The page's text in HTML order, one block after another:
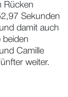
Rücken
Sekunden
damit auch
beiden
Camille
weiter.